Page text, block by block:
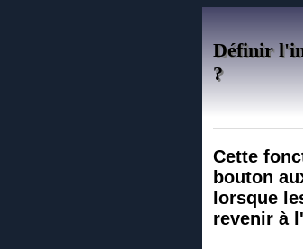
Définir
?
Cette
bouton
lorsque
revenir à